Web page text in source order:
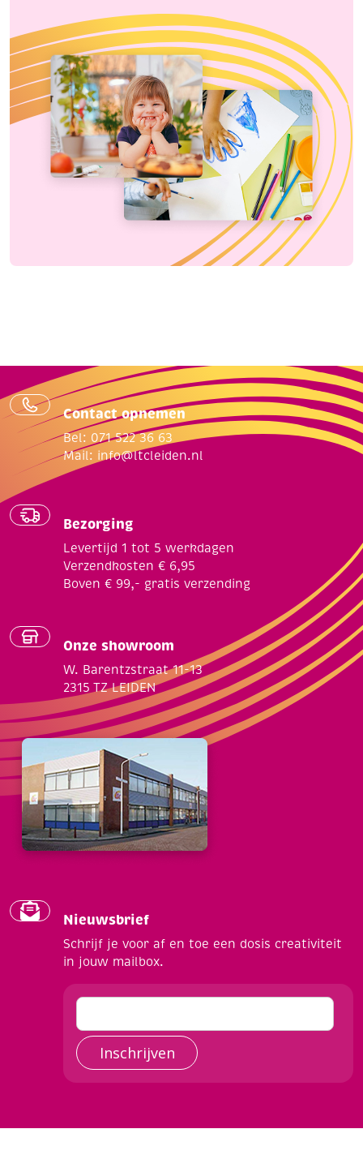
Contact opnemen
Bel: 071 522 36 63
Mail: info@ltcleiden.nl
Bezorging
Levertijd 1 tot 5 werkdagen
Verzendkosten € 6,95
Boven € 99,- gratis verzending
Onze showroom
W. Barentzstraat 11-13
2315 TZ LEIDEN
Nieuwsbrief
Schrijf je voor af en toe een dosis creativiteit
in jouw mailbox.
Inschrijven